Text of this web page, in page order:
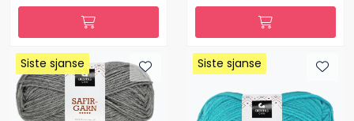
Siste sjanse
Siste sjanse Siste sjanse
Siste sjanse